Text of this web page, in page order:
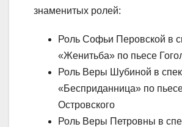
знаменитых ролей:
Роль Софьи Перовской в
«Женитьба» по пьесе
Роль Веры Шубиной в
«Бесприданница» по
Островского
Роль Веры Петровны в